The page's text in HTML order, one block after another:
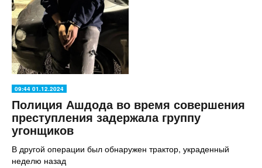
09:44 01.12.2024
Полиция Ашдода во время совершения
преступления задержала группу
угонщиков
В другой операции был обнаружен трактор, украденный
неделю назад